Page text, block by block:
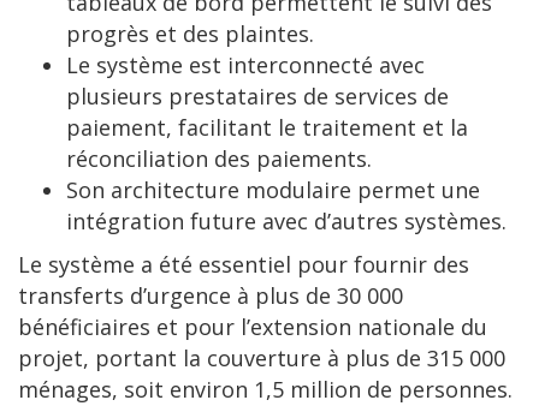
progrès et des plaintes.
Le système est interconnecté avec
plusieurs prestataires de services de
paiement, facilitant le traitement et la
réconciliation des paiements.
Son architecture modulaire permet une
intégration future avec d’autres systèmes.
Le système a été essentiel pour fournir des
transferts d’urgence à plus de 30 000
bénéficiaires et pour l’extension nationale du
projet, portant la couverture à plus de 315 000
ménages, soit environ 1,5 million de personnes.